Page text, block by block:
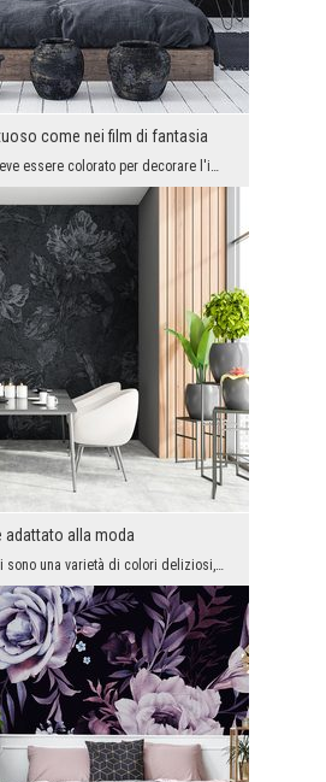
come nei film di fantasia
Il fotomurale non deve essere colorato per decorare l'interno in modo impressionante. Non deve es...
adattato alla moda
Normalmente, i fiori sono una varietà di colori deliziosi, dove si può cercare invano qualsiasi g...